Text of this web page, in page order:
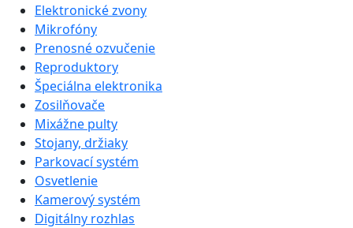
Elektronické zvony
Mikrofóny
Prenosné ozvučenie
Reproduktory
Špeciálna elektronika
Zosilňovače
Mixážne pulty
Stojany, držiaky
Parkovací systém
Osvetlenie
Kamerový systém
Digitálny rozhlas